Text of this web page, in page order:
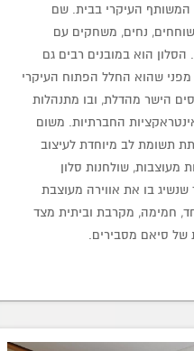
המשותף העיקרי בבית. שם
נחים, משחקים עם
הסלון הוא במובנים רבים גם
שהוא החלל הפתוח העיקרי
הישר מהדלת, ובו מתנהלות
החברתיות. משום
תשומת לב מיוחדת לעיצוב
מעוצבות, שולחנות סלון
שנשיג בו את אווירה מעוצבת
חמימה, מקרבת וביתית מצד
של סיאם מסבירים.